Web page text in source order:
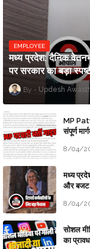
EMPLOYEE
मध्य प्रदेश: दैनिक
पर सरकार का बड़ा
Updesh
MP
संपूर्ण
8/04/
मध्य
और बजट
8/04/
सोशल
का